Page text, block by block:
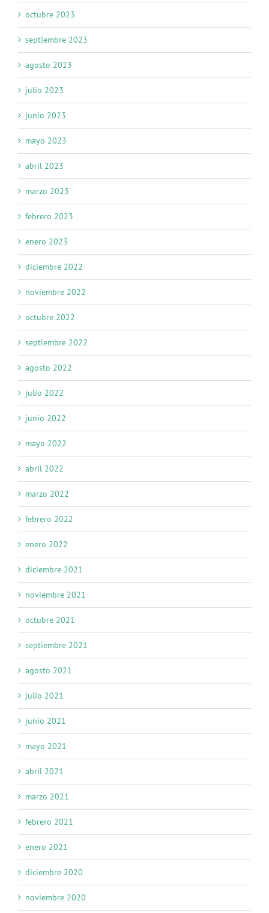
octubre 2023
septiembre 2023
agosto 2023
julio 2023
junio 2023
mayo 2023
abril 2023
marzo 2023
febrero 2023
enero 2023
diciembre 2022
noviembre 2022
octubre 2022
septiembre 2022
agosto 2022
julio 2022
junio 2022
mayo 2022
abril 2022
marzo 2022
febrero 2022
enero 2022
diciembre 2021
noviembre 2021
octubre 2021
septiembre 2021
agosto 2021
julio 2021
junio 2021
mayo 2021
abril 2021
marzo 2021
febrero 2021
enero 2021
diciembre 2020
noviembre 2020